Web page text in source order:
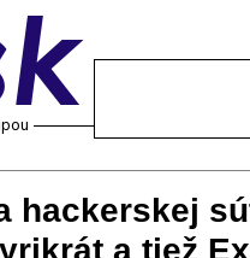
hackerskej
a tiež